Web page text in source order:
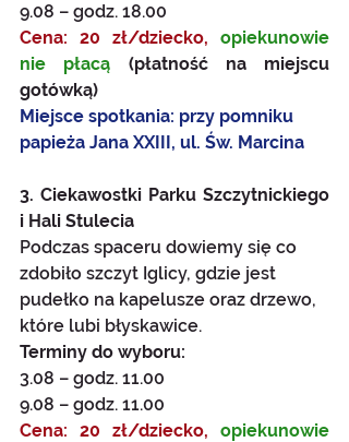
9.08 – godz. 18.00
Cena: 20 zł/dziecko,
opiekunowie
nie płacą (płatność na miejscu
gotówką)
Miejsce spotkania: przy pomniku
papieża Jana XXIII, ul. Św. Marcina
3. Ciekawostki Parku Szczytnickiego
i Hali Stulecia
Podczas spaceru dowiemy się co
zdobiło szczyt Iglicy, gdzie jest
pudełko na kapelusze oraz drzewo,
które lubi błyskawice.
Terminy do wyboru:
3.08 – godz. 11.00
9.08 – godz. 11.00
Cena: 20 zł/dziecko,
opiekunowie